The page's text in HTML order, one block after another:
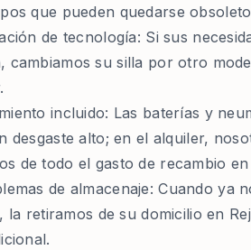
que pueden quedarse
de tecnología: Si sus
cambiamos su silla por otro
incluido: Las baterías y
desgaste alto; en el alquiler,
de todo el gasto de recambio en
de almacenaje: Cuando ya
la retiramos de su domicilio en